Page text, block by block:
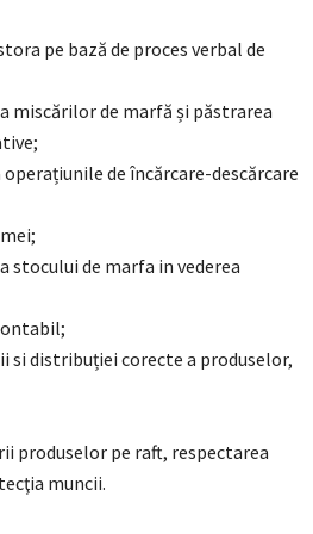
pe bază de proces verbal de
miscărilor de marfă și păstrarea
de încărcare-descărcare
stocului de marfa in vederea
si distribuției corecte a produselor,
produselor pe raft, respectarea
muncii.